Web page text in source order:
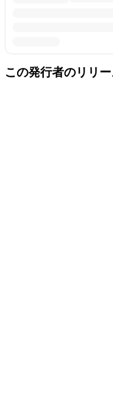
この発行者のリリ